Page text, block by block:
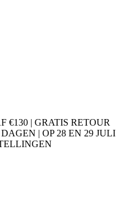
€130 | GRATIS RETOUR
| OP 28 EN 29 JULI